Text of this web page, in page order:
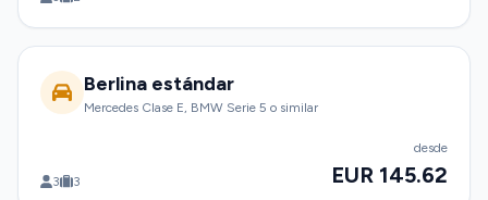
Berlina estándar
Mercedes Clase E, BMW Serie 5 o similar
3 3
desde
EUR 145.62